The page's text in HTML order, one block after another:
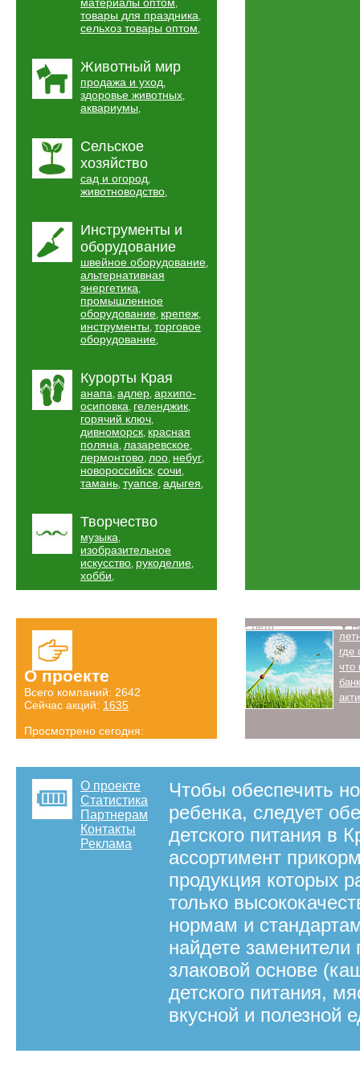
,
товары для праздника,
сельхоз товары оптом,
Животный мир
продажа и уход,
здоровье животных,
аквариумы,
Сельское
хозяйство
сад и огород,
животноводство,
Инструменты и
оборудование
швейное оборудование,
альтернативная
энергетика,
промышленное
оборудование, крепеж,
инструменты, торговое
оборудование,
Курорты Края
анапа, адлер, архипо-
осиповка, геленджик,
горячий ключ,
дивноморск, красная
поляна, лазаревское,
лермонтово, лоо, небуг,
новороссийск, сочи,
тамань, туапсе, адыгея,
Творчество
музыка,
изобразительное
искусство, рукоделие,
хобби,
О проекте
Всего компаний: 2642
Сейчас акций: 1635
Просмотрено сегодня:
Лето
где
что
О проекте
Статистика
Партнерам
Контакты
Реклама
Чтобы обеспечить
ребенка, следует
детского питания в
ассортимент
продукция которых
только
нормам и
найдете заменители
злаковой основе
детского питания,
вкусной и полезной